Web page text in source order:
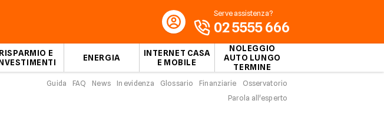
RISPARMIO E
ENERGIA
INTERNET CASA
E MOBILE
NOLEGGIO
AUTO LUNGO
TERMINE
Serve assistenza?
02 5555 666
Guida FAQ News In evidenza Glossario Finanziarie
Osservatorio
Parola all'esperto